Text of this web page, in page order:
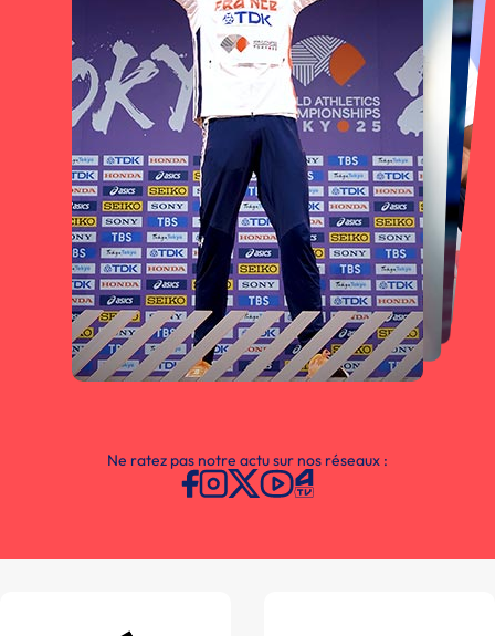
Ne ratez pas notre actu sur nos réseaux :